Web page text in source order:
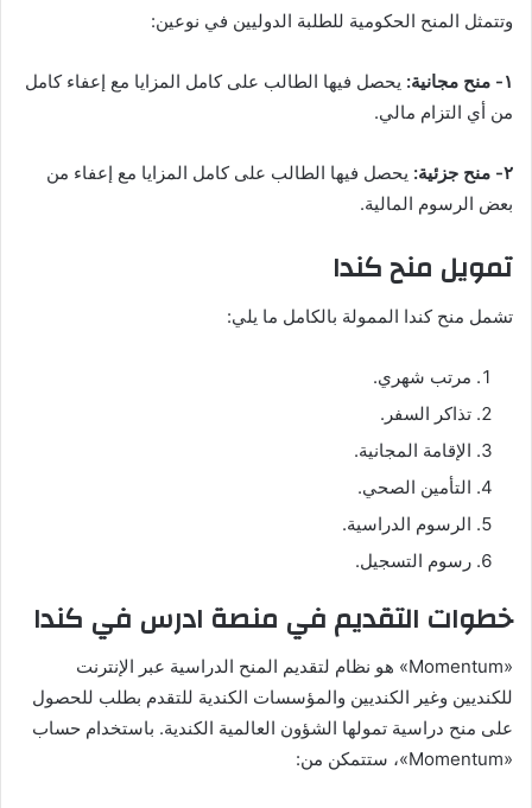
وتتمثل المنح الحكومية للطلبة الدوليين في نوعين:
١- منح مجانية:
يحصل فيها الطالب على كامل المزايا مع إعفاء كامل
من أي التزام مالي.
٢- منح جزئية:
يحصل فيها الطالب على كامل المزايا مع إعفاء من
بعض الرسوم المالية.
تمويل منح كندا
تشمل منح كندا الممولة بالكامل ما يلي:
مرتب شهري.
تذاكر السفر.
الإقامة المجانية.
التأمين الصحي.
الرسوم الدراسية.
رسوم التسجيل.
خطوات التقديم في منصة ادرس في كندا
«Momentum» هو نظام لتقديم المنح الدراسية عبر الإنترنت
للكنديين وغير الكنديين والمؤسسات الكندية للتقدم بطلب للحصول
على منح دراسية تمولها الشؤون العالمية الكندية. باستخدام حساب
«Momentum»، ستتمكن من: